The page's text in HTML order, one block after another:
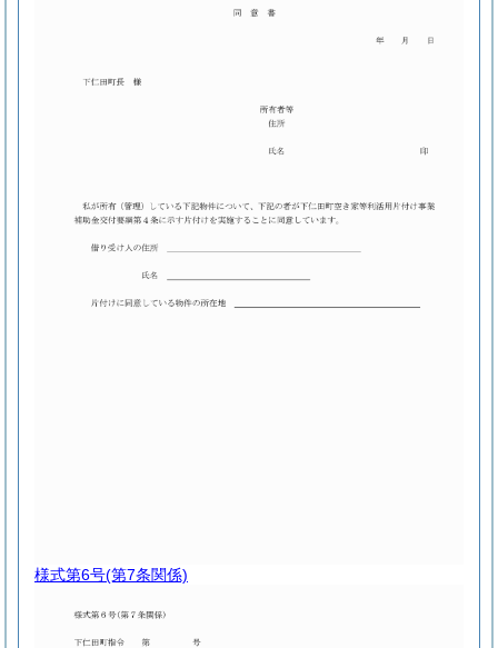
様式第6号(第7条関係)